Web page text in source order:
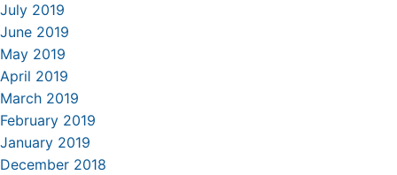
July 2019
June 2019
May 2019
April 2019
March 2019
February 2019
January 2019
December 2018